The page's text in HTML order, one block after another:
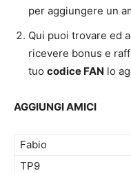
per aggiungere un
Qui puoi trovare ed
ricevere bonus e
tuo codice FAN lo
AGGIUNGI AMICI
Fabio
TP9